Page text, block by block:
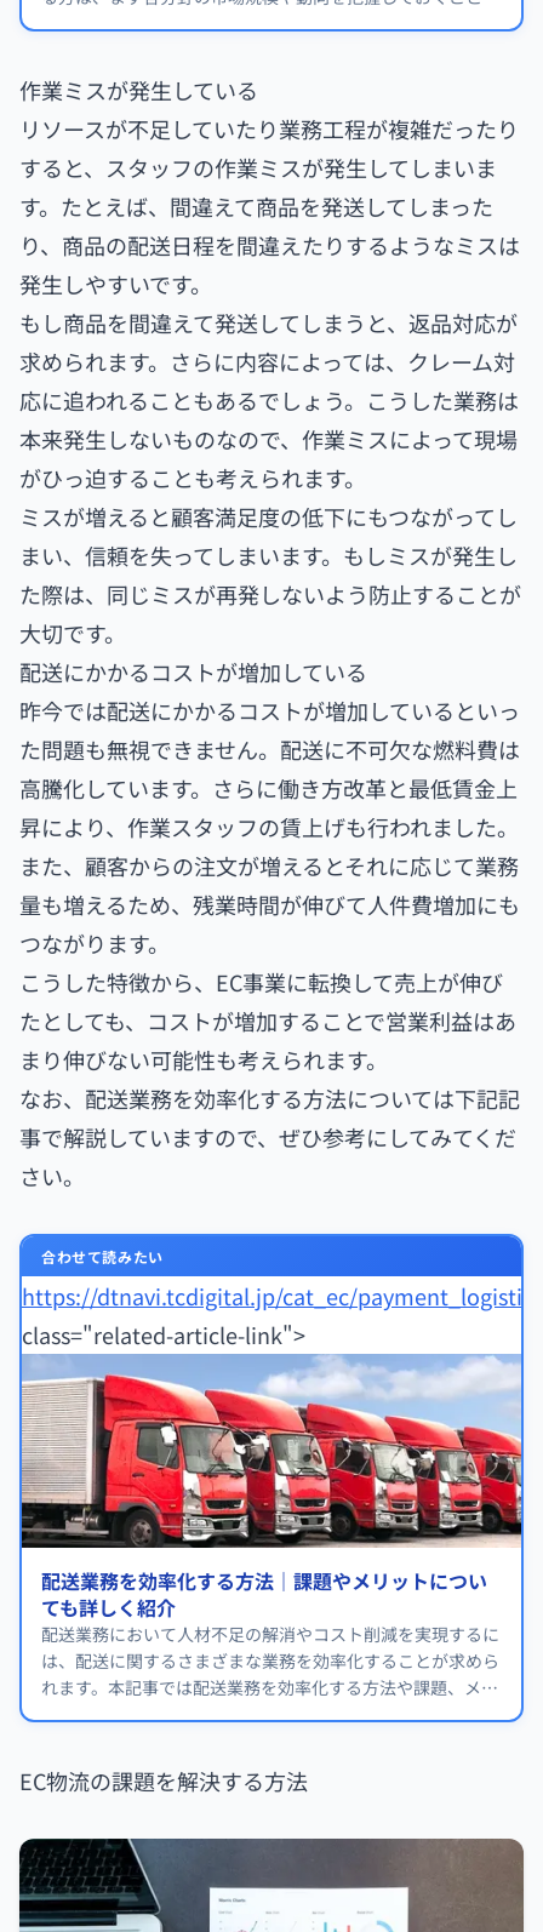
作業ミスが発生している
リソースが不足していたり業務工程が複雑だったり
すると、スタッフの作業ミスが発生してしまいま
す。たとえば、間違えて商品を発送してしまった
り、商品の配送日程を間違えたりするようなミスは
発生しやすいです。
もし商品を間違えて発送してしまうと、返品対応が
求められます。さらに内容によっては、クレーム対
応に追われることもあるでしょう。こうした業務は
本来発生しないものなので、作業ミスによって現場
がひっ迫することも考えられます。
ミスが増えると顧客満足度の低下にもつながってし
まい、信頼を失ってしまいます。もしミスが発生し
た際は、同じミスが再発しないよう防止することが
大切です。
配送にかかるコストが増加している
昨今では配送にかかるコストが増加しているといっ
た問題も無視できません。配送に不可欠な燃料費は
高騰化しています。さらに働き方改革と最低賃金上
昇により、作業スタッフの賃上げも行われました。
また、顧客からの注文が増えるとそれに応じて業務
量も増えるため、残業時間が伸びて人件費増加にも
つながります。
こうした特徴から、EC事業に転換して売上が伸び
たとしても、コストが増加することで営業利益はあ
まり伸びない可能性も考えられます。
なお、配送業務を効率化する方法については下記記
事で解説していますので、ぜひ参考にしてみてくだ
さい。
合わせて読みたい
https://dtnavi.tcdigital.jp/cat_ec/
class="related-article-link">
配送業務を効率化する方法｜課題やメリットについ
ても詳しく紹介
配送業務において人材不足の解消やコスト削減を実現するに
は、配送に関するさまざまな業務を効率化することが求めら
れます。本記事では配送業務を効率化する方法や課題、メリ
EC物流の課題を解決する方法